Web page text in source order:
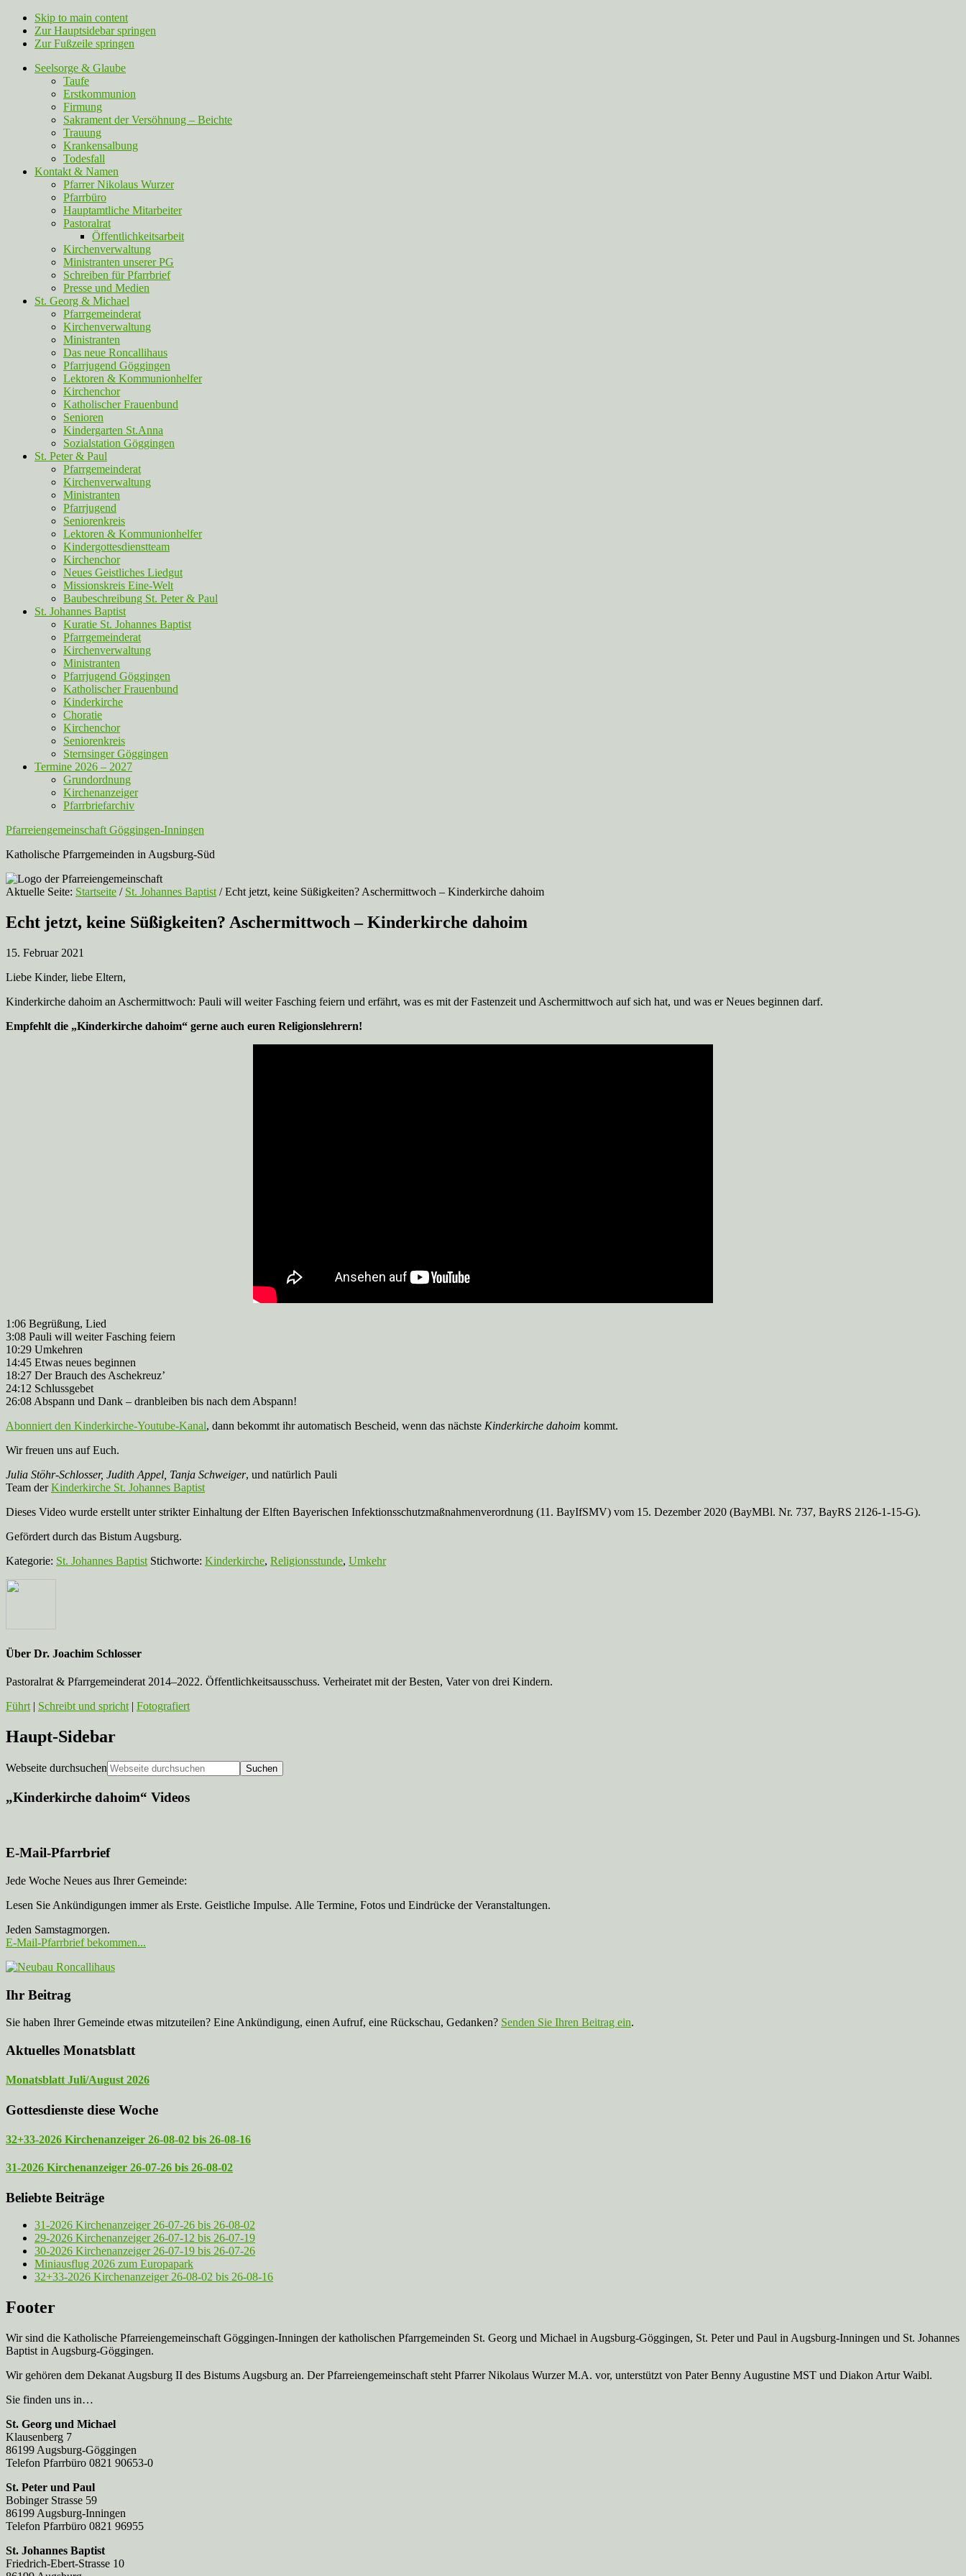
Skip to main content
Zur Hauptsidebar springen
Zur Fußzeile springen
Seelsorge & Glaube
Taufe
Erstkommunion
Firmung
Sakrament der Versöhnung – Beichte
Trauung
Krankensalbung
Todesfall
Kontakt & Namen
Pfarrer Nikolaus Wurzer
Pfarrbüro
Hauptamtliche Mitarbeiter
Pastoralrat
Öffentlichkeitsarbeit
Kirchenverwaltung
Ministranten unserer PG
Schreiben für Pfarrbrief
Presse und Medien
St. Georg & Michael
Pfarrgemeinderat
Kirchenverwaltung
Ministranten
Das neue Roncallihaus
Pfarrjugend Göggingen
Lektoren & Kommunionhelfer
Kirchenchor
Katholischer Frauenbund
Senioren
Kindergarten St.Anna
Sozialstation Göggingen
St. Peter & Paul
Pfarrgemeinderat
Kirchenverwaltung
Ministranten
Pfarrjugend
Seniorenkreis
Lektoren & Kommunionhelfer
Kindergottesdienstteam
Kirchenchor
Neues Geistliches Liedgut
Missionskreis Eine-Welt
Baubeschreibung St. Peter & Paul
St. Johannes Baptist
Kuratie St. Johannes Baptist
Pfarrgemeinderat
Kirchenverwaltung
Ministranten
Pfarrjugend Göggingen
Katholischer Frauenbund
Kinderkirche
Choratie
Kirchenchor
Seniorenkreis
Sternsinger Göggingen
Termine 2026 – 2027
Grundordnung
Kirchenanzeiger
Pfarrbriefarchiv
Pfarreiengemeinschaft Göggingen-Inningen
Katholische Pfarrgemeinden in Augsburg-Süd
Aktuelle Seite: Startseite / St. Johannes Baptist /Echt jetzt, keine Süßigkeiten? Aschermittwoch – Kinderkirche dahoim
Echt jetzt, keine Süßigkeiten? Aschermittwoch – Kinderkirche dahoim
15. Februar 2021
Liebe Kinder, liebe Eltern,
Kinderkirche dahoim an Aschermittwoch: Pauli will weiter Fasching feiern und erfährt, was es mit der Fastenzeit und Aschermittwoch auf sich hat, und was er Neues beginnen darf.
Empfehlt die „Kinderkirche dahoim“ gerne auch euren Religionslehrern!
1:06 Begrüßung, Lied
3:08 Pauli will weiter Fasching feiern
10:29 Umkehren
14:45 Etwas neues beginnen
18:27 Der Brauch des Aschekreuz’
24:12 Schlussgebet
26:08 Abspann und Dank – dranbleiben bis nach dem Abspann!
Abonniert den Kinderkirche-Youtube-Kanal, dann bekommt ihr automatisch Bescheid, wenn das nächste Kinderkirche dahoim kommt.
Wir freuen uns auf Euch.
Julia Stöhr-Schlosser, Judith Appel, Tanja Schweiger, und natürlich Pauli
Team derKinderkirche St. Johannes Baptist
Dieses Video wurde erstellt unter strikter Einhaltung der Elften Bayerischen Infektionsschutzmaßnahmenverordnung (11. BayIfSMV) vom 15. Dezember 2020 (BayMBl. Nr. 737, BayRS 2126-1-15-G).
Gefördert durch das Bistum Augsburg.
Kategorie: St. Johannes Baptist Stichworte: Kinderkirche, Religionsstunde, Umkehr
Über Dr. Joachim Schlosser
Pastoralrat & Pfarrgemeinderat 2014–2022. Öffentlichkeitsausschuss. Verheiratet mit der Besten, Vater von drei Kindern.
Führt | Schreibt und spricht | Fotografiert
Haupt-Sidebar
Webseite durchsuchen
„Kinderkirche dahoim“ Videos
E-Mail-Pfarrbrief
Jede Woche Neues aus Ihrer Gemeinde:
Lesen Sie Ankündigungen immer als Erste. Geistliche Impulse. Alle Termine, Fotos und Eindrücke der Veranstaltungen.
Jeden Samstagmorgen.
E-Mail-Pfarrbrief bekommen...
Ihr Beitrag
Sie haben Ihrer Gemeinde etwas mitzuteilen? Eine Ankündigung, einen Aufruf, eine Rückschau, Gedanken? Senden Sie Ihren Beitrag ein.
Aktuelles Monatsblatt
Monatsblatt Juli/August 2026
Gottesdienste diese Woche
32+33-2026 Kirchenanzeiger 26-08-02 bis 26-08-16
31-2026 Kirchenanzeiger 26-07-26 bis 26-08-02
Beliebte Beiträge
31-2026 Kirchenanzeiger 26-07-26 bis 26-08-02
29-2026 Kirchenanzeiger 26-07-12 bis 26-07-19
30-2026 Kirchenanzeiger 26-07-19 bis 26-07-26
Miniausflug 2026 zum Europapark
32+33-2026 Kirchenanzeiger 26-08-02 bis 26-08-16
Footer
Wir sind die Katholische Pfarreien­gemeinschaft Göggingen-Inningen der katholischen Pfarrgemeinden St. Georg und Michael in Augsburg-Göggingen, St. Peter und Paul in Augsburg-Inningen und St. Johannes
Baptist in Augsburg-Göggingen.
Wir gehören dem Dekanat Augsburg II des Bistums Augsburg an. Der Pfarreien­gemeinschaft steht Pfarrer Nikolaus Wurzer M.A. vor, unterstützt von Pater Benny Augustine MST und Diakon Artur Waibl.
Sie finden uns in…
St. Georg und Michael
Klausenberg 7
86199 Augsburg-Göggingen
Telefon Pfarrbüro 0821 90653-0
St. Peter und Paul
Bobinger Strasse 59
86199 Augsburg-Inningen
Telefon Pfarrbüro 0821 96955
St. Johannes Baptist
Friedrich-Ebert-Strasse 10